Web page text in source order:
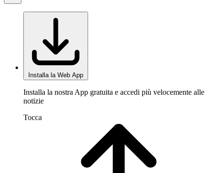
Installa la Web App
Installa la nostra App gratuita e accedi più velocemente alle
notizie
Tocca